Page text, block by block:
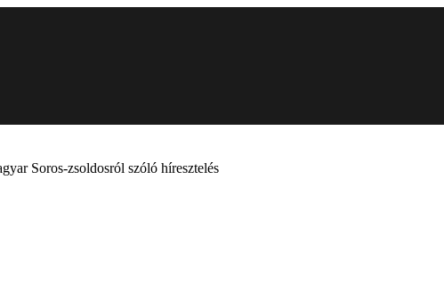
Soros-zsoldosról szóló híresztelés